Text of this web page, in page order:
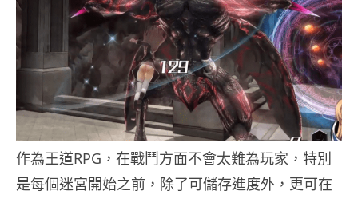
作為王道RPG，在戰鬥方面不會太難為玩家，特別
是每個迷宮開始之前，除了可儲存進度外，更可在